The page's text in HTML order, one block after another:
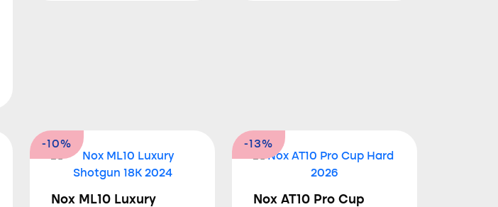
-10%
Nox ML10 Luxury
-13%
Nox AT10 Pro Cup